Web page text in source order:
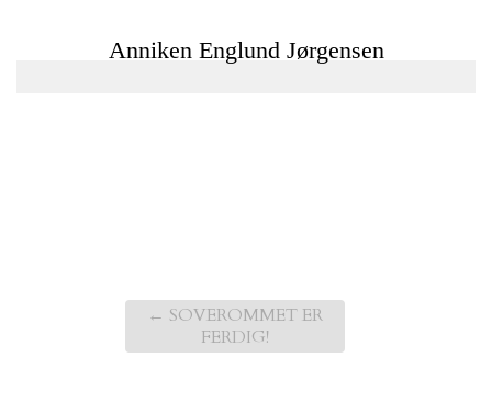
← SOVEROMMET ER
FERDIG!